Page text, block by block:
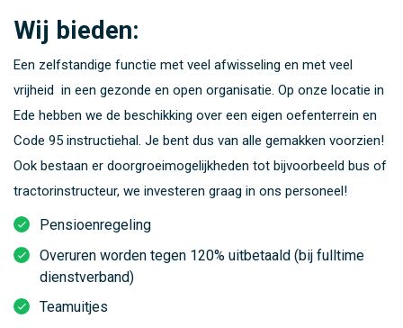
Wij bieden:
Een zelfstandige functie met veel afwisseling en met veel
vrijheid in een gezonde en open organisatie. Op onze locatie in
Ede hebben we de beschikking over een eigen oefenterrein en
Code 95 instructiehal. Je bent dus van alle gemakken voorzien!
Ook bestaan er doorgroeimogelijkheden tot bijvoorbeeld bus of
tractorinstructeur, we investeren graag in ons personeel!
Pensioenregeling
Overuren worden tegen 120% uitbetaald (bij fulltime
dienstverband)
Teamuitjes